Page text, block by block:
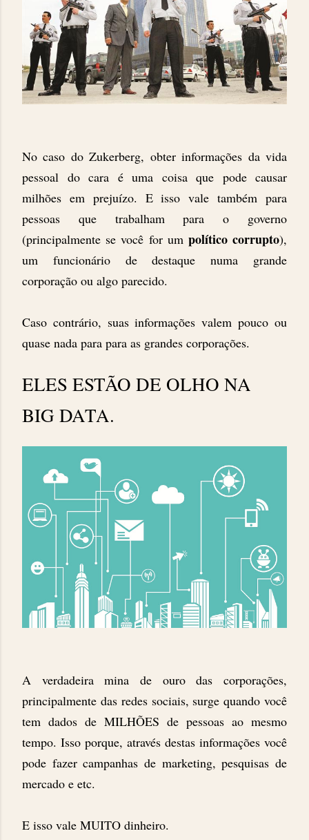
No caso do Zukerberg, obter informações da vida
pessoal do cara é uma coisa que pode causar
milhões em prejuízo. E isso vale também para
pessoas que trabalham para o governo
(principalmente se você for um político corrupto),
um funcionário de destaque numa grande
corporação ou algo parecido.
Caso contrário, suas informações valem pouco ou
quase nada para para as grandes corporações.
ELES ESTÃO DE OLHO NA
BIG DATA.
A verdadeira mina de ouro das corporações,
principalmente das redes sociais, surge quando você
tem dados de MILHÕES de pessoas ao mesmo
tempo. Isso porque, através destas informações você
pode fazer campanhas de marketing, pesquisas de
mercado e etc.
E isso vale MUITO dinheiro.